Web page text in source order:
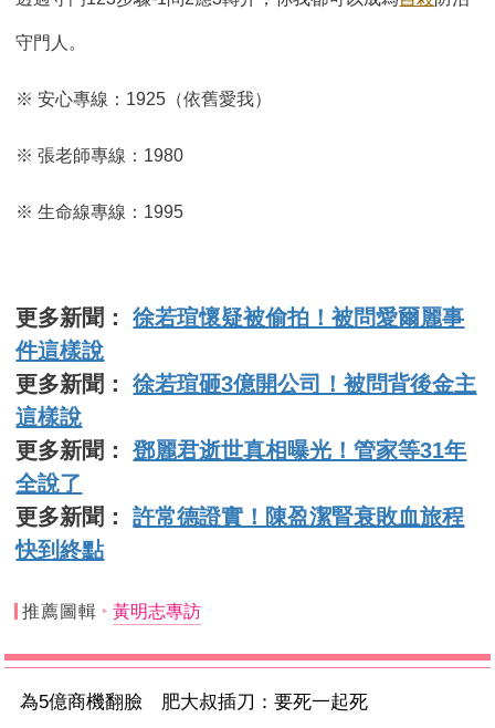
守門人。
※ 安心專線：1925（依舊愛我）
※ 張老師專線：1980
※ 生命線專線：1995
更多新聞：徐若瑄懷疑被偷拍！被問愛爾麗事
件這樣說
更多新聞：徐若瑄砸3億開公司！被問背後金主
這樣說
更多新聞：鄧麗君逝世真相曝光！管家等31年
全說了
更多新聞：許常德證實！陳盈潔腎衰敗血旅程
快到終點
推薦圖輯 黃明志專訪
為5億商機翻臉 肥大叔插刀：要死一起死